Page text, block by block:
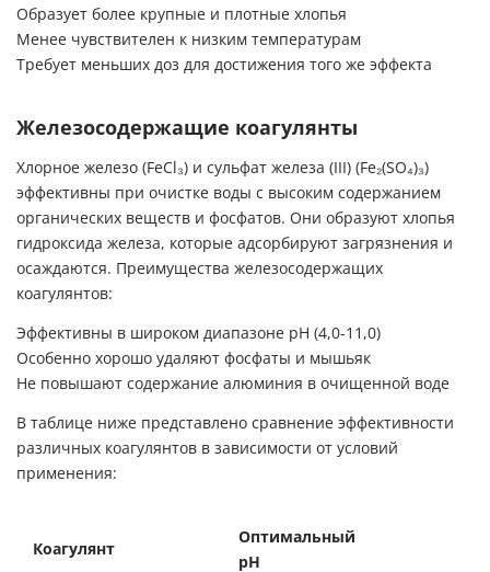
Образует более крупные и плотные хлопья
Менее чувствителен к низким температурам
Требует меньших доз для достижения того же эффекта
Железосодержащие коагулянты
Хлорное железо (FeCl₃) и сульфат железа (III) (Fe₂(SO₄)₃)
эффективны при очистке воды с высоким содержанием
органических веществ и фосфатов. Они образуют хлопья
гидроксида железа, которые адсорбируют загрязнения и
осаждаются. Преимущества железосодержащих
коагулянтов:
Эффективны в широком диапазоне pH (4,0-11,0)
Особенно хорошо удаляют фосфаты и мышьяк
Не повышают содержание алюминия в очищенной воде
В таблице ниже представлено сравнение эффективности
различных коагулянтов в зависимости от условий
применения:
Коагулянт
Оптимальный
pH